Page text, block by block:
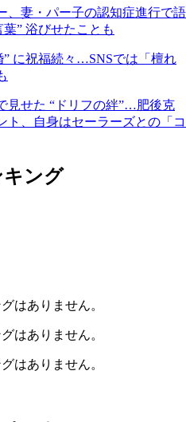
、妻・パー子の認知症進行で語
” 浴びせたことも
” に祝福続々…SNSでは「檀れ
見せた “ドリフの絆”…肥後克
ト、自身はセーラーズとの「コ
キング
はありません。
はありません。
はありません。